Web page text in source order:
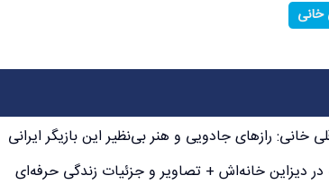
خانی
رازهای جادویی و هنر بی‌نظیر این بازیگر ایرانی
دیزاین خانه‌اش + تصاویر و جزئیات زندگی حرفه‌ای